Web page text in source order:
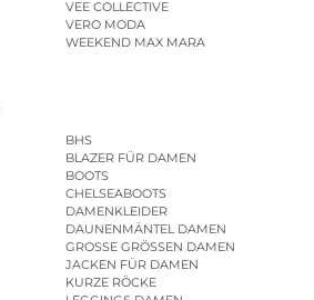
VEE COLLECTIVE
VERO MODA
WEEKEND MAX MARA
BHS
BLAZER FÜR DAMEN
BOOTS
CHELSEABOOTS
DAMENKLEIDER
DAUNENMÄNTEL DAMEN
GROSSE GRÖSSEN DAMEN
JACKEN FÜR DAMEN
KURZE RÖCKE